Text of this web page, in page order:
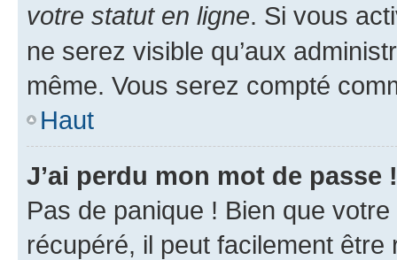
votre statut en ligne. Si vous
ne serez visible qu’aux
même. Vous serez compté
Haut
J’ai perdu mon mot de passe !
Pas de panique ! Bien que
récupéré, il peut facilement